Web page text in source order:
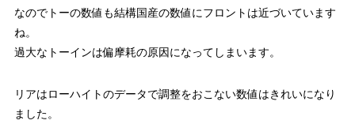
なのでトーの数値も結構国産の数値にフロントは近づいています
ね。
過大なトーインは偏摩耗の原因になってしまいます。
リアはローハイトのデータで調整をおこない数値はきれいになり
ました。